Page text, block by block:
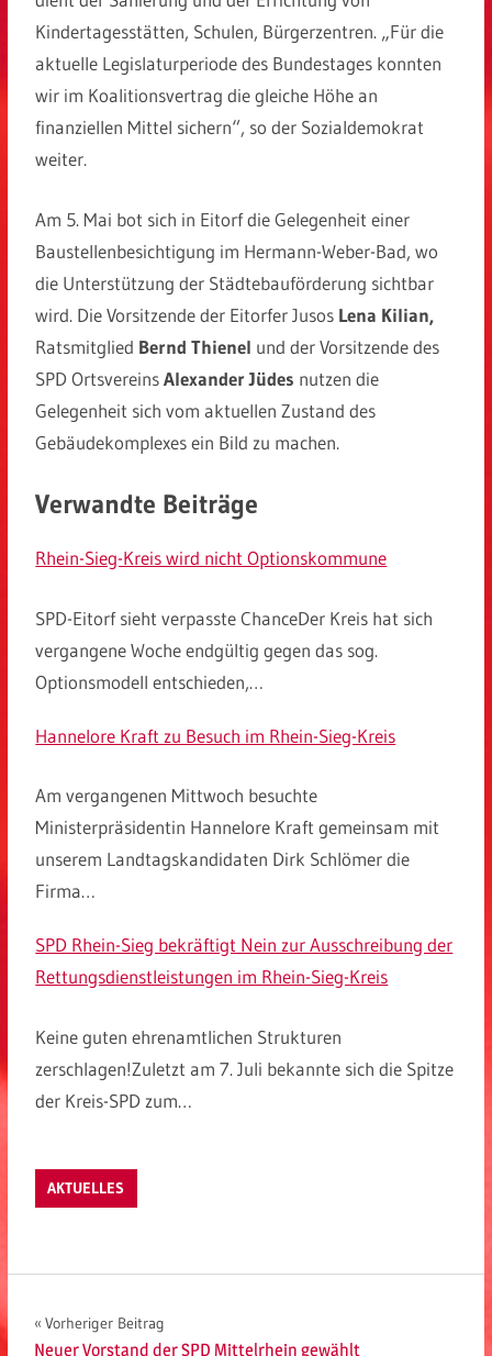
Kindertagesstätten, Schulen, Bürgerzentren. „Für die
aktuelle Legislaturperiode des Bundestages konnten
wir im Koalitionsvertrag die gleiche Höhe an
finanziellen Mittel sichern“, so der Sozialdemokrat
weiter.
Am 5. Mai bot sich in Eitorf die Gelegenheit einer
Baustellenbesichtigung im Hermann-Weber-Bad, wo
die Unterstützung der Städtebauförderung sichtbar
wird. Die Vorsitzende der Eitorfer Jusos Lena Kilian,
Ratsmitglied Bernd Thienel und der Vorsitzende des
SPD OrtsvereinsAlexander Jüdes nutzen die
Gelegenheit sich vom aktuellen Zustand des
Gebäudekomplexes ein Bild zu machen.
Verwandte Beiträge
Rhein-Sieg-Kreis wird nicht Optionskommune
SPD-Eitorf sieht verpasste ChanceDer Kreis hat sich
vergangene Woche endgültig gegen das sog.
Optionsmodell entschieden,…
Hannelore Kraft zu Besuch im Rhein-Sieg-Kreis
Am vergangenen Mittwoch besuchte
Ministerpräsidentin Hannelore Kraft gemeinsam mit
unserem Landtagskandidaten Dirk Schlömer die
Firma…
SPD Rhein-Sieg bekräftigt Nein zur Ausschreibung der
Rettungsdienstleistungen im Rhein-Sieg-Kreis
Keine guten ehrenamtlichen Strukturen
zerschlagen!Zuletzt am 7. Juli bekannte sich die Spitze
der Kreis-SPD zum…
AKTUELLES
Beitragsnavigation
Vorheriger Beitrag
Neuer Vorstand der SPD Mittelrhein gewählt